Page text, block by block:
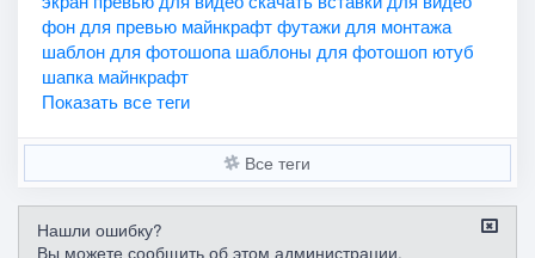
фон для превью майнкрафтфутажи для монтажа
шаблон для фотошопа шаблоны для фотошоп ютуб
шапка майнкрафт
Показать все теги
Все теги
Нашли ошибку?
Вы можете сообщить об этом администрации.